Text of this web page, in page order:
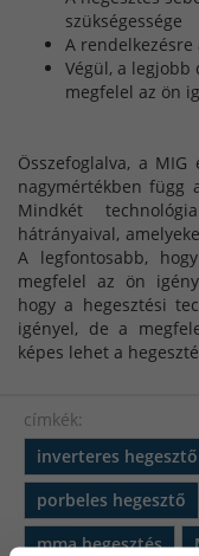
szükségessége
A rendelkezésre
Végül, a legjobb
megfelel az ön
Összefoglalva, a MIG
nagymértékben függ
Mindkét
hátrányaival,
A legfontosabb,
megfelel az ön
hogy a hegesztési
igényel, de a
képes lehet a
címkék:
inverteres hegesztő
porbeles hegesztő
mma hegesztés